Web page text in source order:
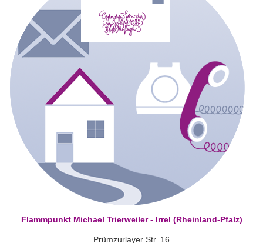
Flammpunkt Michael Trierweiler - Irrel (Rheinland-Pfalz)
Prümzurlayer Str. 16